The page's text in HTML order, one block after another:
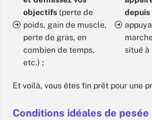
objectifs(perte de
poids, gain de muscle,
perte de gras, en
combien de temps,
etc.) ;
depuis
situé à
Et voilà, vous êtes fin prêt pour une
Conditions idéales de pesée